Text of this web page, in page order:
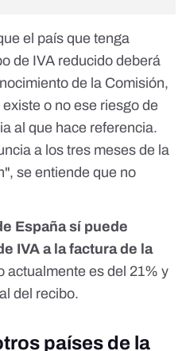
el país que tenga
de IVA reducido deberá
de la Comisión,
o no ese riesgo de
al que hace referencia.
a los tres meses de la
se entiende que no
España sí puede
IVA a la factura de la
actualmente es del 21% y
del recibo.
países de la